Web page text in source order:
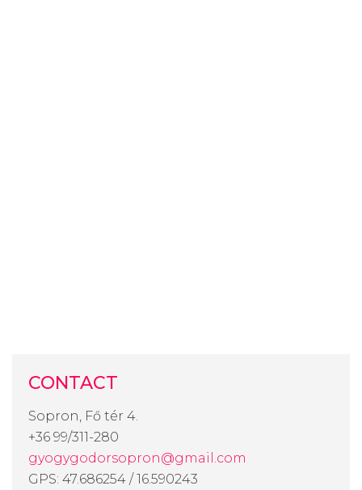
CONTACT
Sopron, Fő tér 4.
+36 99/311-280
gyogygodorsopron@gmail.com
GPS: 47.686254 / 16.590243